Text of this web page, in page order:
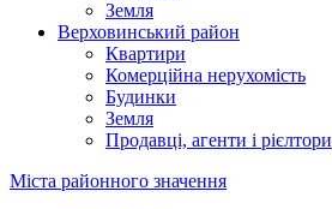
Земля
Верховинський район
Квартири
Комерційна нерухомість
Будинки
Земля
Продавці, агенти і рієлтори
Міста районного значення